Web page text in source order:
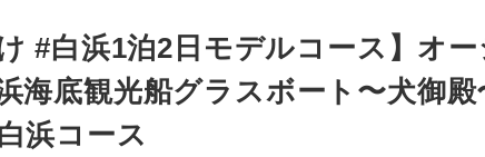
#白浜1泊2日モデルコース】オ
海底観光船グラスボート〜犬御
浜コース